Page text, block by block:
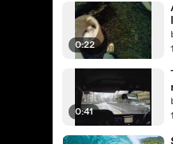
0:22
0:41